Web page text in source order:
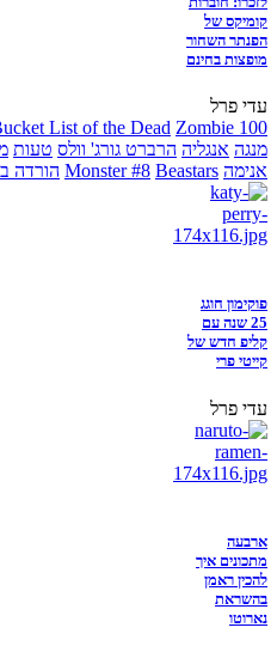
קומיקס של
הפנתר השחור
מופצות בחינם
עדי פרל
List of the Dead Zombie 100
מנגה אנגליה הרברט גורג' וולס טעות
אנימה
Monster #8 Beastars הורדה
פוקימון חוגג
25 שנה עם
קליפ חדש של
קייטי פרי
עדי פרל
ארבעה
מתכונים איך
להכין ראמן
בהשראת
נארוטו